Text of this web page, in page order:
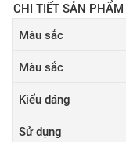
CHI TIẾT SẢN PHẨM
Màu sắc
Màu sắc
Kiểu dáng
Sử dụng